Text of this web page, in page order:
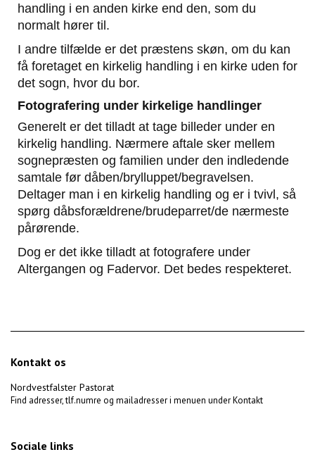
handling i en anden kirke end den, som du
normalt hører til.
I andre tilfælde er det præstens skøn, om du kan
få foretaget en kirkelig handling i en kirke uden for
det sogn, hvor du bor.
Fotografering under kirkelige handlinger
Generelt er det tilladt at tage billeder under en
kirkelig handling. Nærmere aftale sker mellem
sognepræsten og familien under den indledende
samtale før dåben/brylluppet/begravelsen.
Deltager man i en kirkelig handling og er i tvivl, så
spørg dåbsforældrene/brudeparret/de nærmeste
pårørende.
Dog er det ikke tilladt at fotografere under
Altergangen og Fadervor. Det bedes respekteret.
Kontakt os
Nordvestfalster Pastorat
Find adresser, tlf.numre og mailadresser i menuen under Kontakt
Sociale links